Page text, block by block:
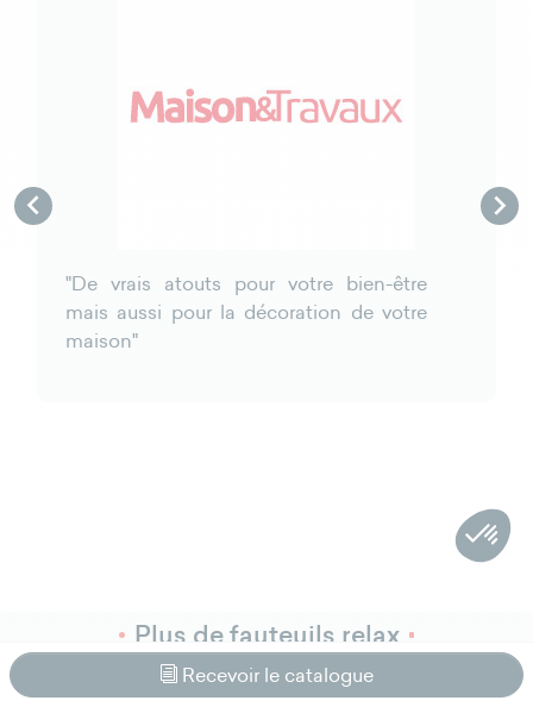

"De vrais atouts pour votre bien-être
mais aussi pour la décoration de votre
maison"

Plus de fauteuils relax
Recevoir le catalogue